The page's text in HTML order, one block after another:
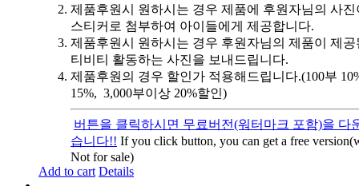
제품후원시 원하시는 경우 제품에 후원자님의 사
스티커로 첨부하여 아이들에게 제공합니다.
제품후원시 원하시는 경우 후원자님의 제품이 제
티비티 활동하는 사진을 보내드립니다.
제품후원의 경우 할인가 적용해드립니다.(100부
15%, 3,000부이상 20%할인)
버튼을 클릭하시면 무료버전(워터마크 포함)을 다
습니다!! If you click button, you can get a free
Not for sale)
Add to cart Details